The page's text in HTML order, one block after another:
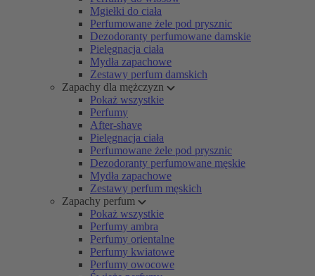
Mgiełki do ciała
Perfumowane żele pod prysznic
Dezodoranty perfumowane damskie
Pielęgnacja ciała
Mydła zapachowe
Zestawy perfum damskich
Zapachy dla mężczyzn
Pokaż wszystkie
Perfumy
After-shave
Pielęgnacja ciała
Perfumowane żele pod prysznic
Dezodoranty perfumowane męskie
Mydła zapachowe
Zestawy perfum męskich
Zapachy perfum
Pokaż wszystkie
Perfumy ambra
Perfumy orientalne
Perfumy kwiatowe
Perfumy owocowe